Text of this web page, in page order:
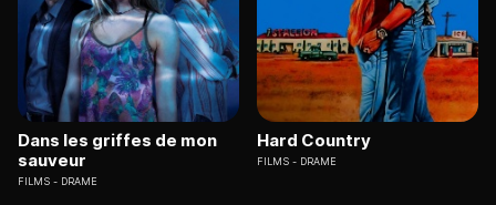
Dans les griffes de mon
sauveur
FILMS DRAME
Hard Country
FILMS DRAME